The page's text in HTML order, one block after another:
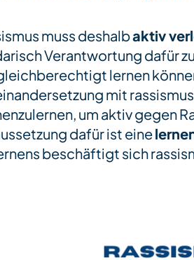
muss deshalbaktiv
Verantwortung dafür
lernen
mit
um aktiv gegen
dafür ist eine
beschäftigt sich